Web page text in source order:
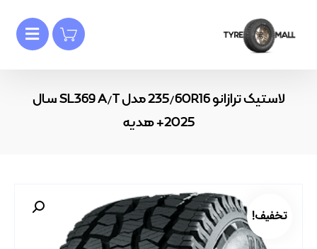
لاستیک ترازانو 235/60R16 مدل SL369 A/T سال
2025+ هدیه
تخفیف!